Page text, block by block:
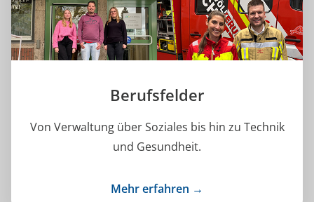
Berufsfelder
Von Verwaltung über Soziales bis hin zu Technik
und Gesundheit.
Mehr erfahren →